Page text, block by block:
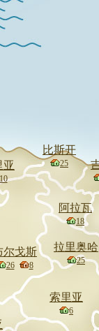
亚
尔戈斯
26 8
拉里奥哈
25
比斯开
25
索里亚
6
阿拉瓦
18